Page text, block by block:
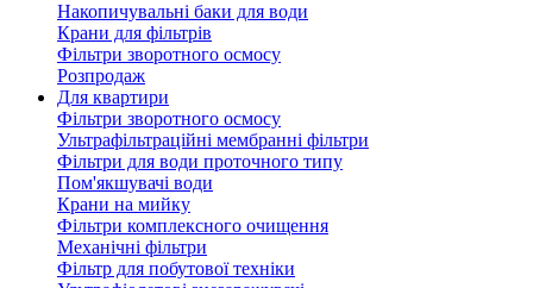
Накопичувальні баки для води
Крани для фільтрів
Фільтри зворотного осмосу
Розпродаж
Для квартири
Фільтри зворотного осмосу
Ультрафільтраційні мембранні фільтри
Фільтри для води проточного типу
Пом'якшувачі води
Крани на мийку
Фільтри комплексного очищення
Механічні фільтри
Фільтр для побутової техніки